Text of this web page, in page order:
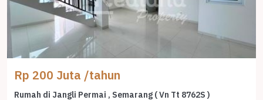
Rp 200 Juta /tahun
Rumah di Jangli Permai , Semarang ( Vn Tt 8762S )